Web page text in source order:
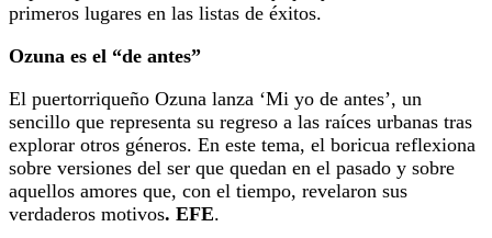
primeros lugares en las listas de éxitos.
Ozuna es el “de antes”
El puertorriqueño Ozuna lanza ‘Mi yo de antes’, un
sencillo que representa su regreso a las raíces urbanas tras
explorar otros géneros. En este tema, el boricua reflexiona
sobre versiones del ser que quedan en el pasado y sobre
aquellos amores que, con el tiempo, revelaron sus
verdaderos motivos. EFE.